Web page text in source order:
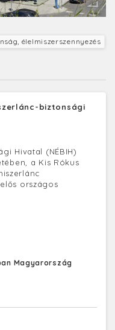
élelmiszerszennyezés
biztonsági
Hivatal (NÉBIH)
a Kis Rókus
országos
Magyarország